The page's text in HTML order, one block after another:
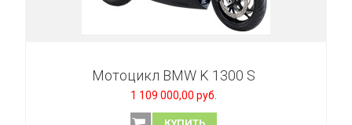
Мотоцикл BMW K 1300 S
1 109 000,00 руб.